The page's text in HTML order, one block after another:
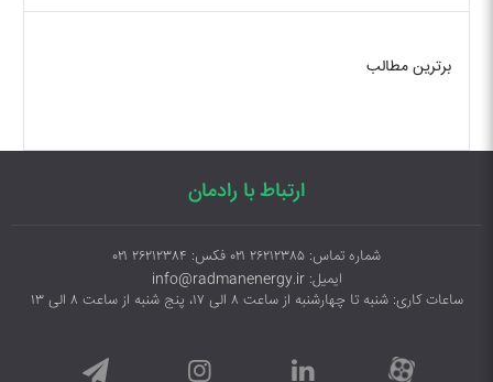
برترین مطالب
ارتباط با رادمان
شماره تماس: ۲۶۲۱۲۳۸۵ ۰۲۱ فکس: ۲۶۲۱۲۳۸۴ ۰۲۱
ایمیل: info@radmanenergy.ir
ساعات کاری: شنبه تا چهارشنبه از ساعت ۸ الی ۱۷، پنج شنبه از ساعت ۸ الی ۱۳